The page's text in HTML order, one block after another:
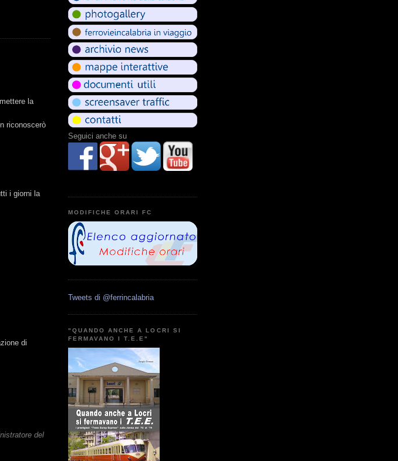
la
riconoscerò
i giorni la
di
del
Seguici anche su
MODIFICHE ORARI FC
Tweets di @ferrincalabria
"QUANDO ANCHE A LOCRI SI
FERMAVANO I T.E.E"